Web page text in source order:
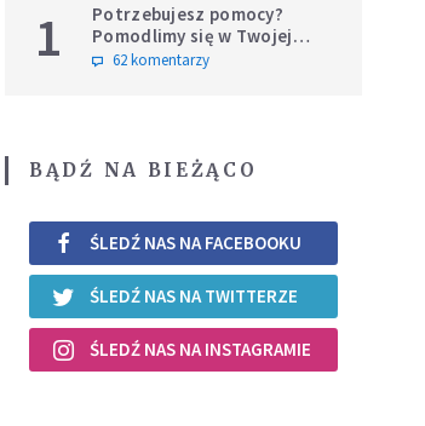
1
Potrzebujesz pomocy?
Pomodlimy się w Twojej
intencji
62 komentarzy
BĄDŹ NA BIEŻĄCO
ŚLEDŹ NAS NA FACEBOOKU
ŚLEDŹ NAS NA TWITTERZE
ŚLEDŹ NAS NA INSTAGRAMIE